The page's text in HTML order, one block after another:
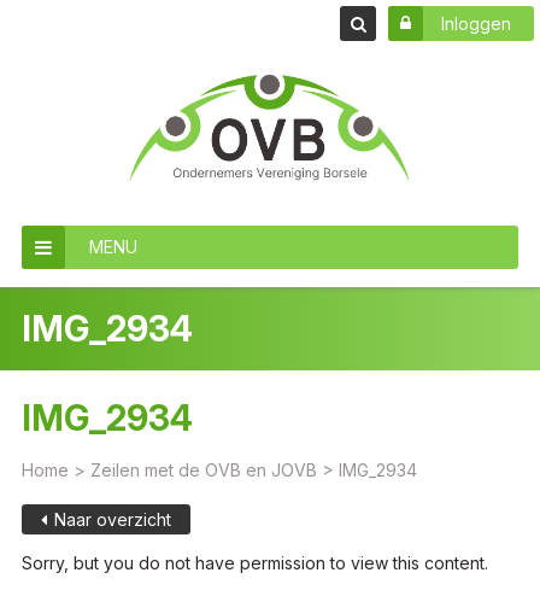
Inloggen
MENU
IMG_2934
IMG_2934
Home > Zeilen met de OVB en JOVB > IMG_2934
Naar overzicht
Sorry, but you do not have permission to view this content.